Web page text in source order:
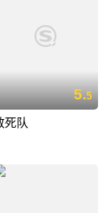
5.5
死队